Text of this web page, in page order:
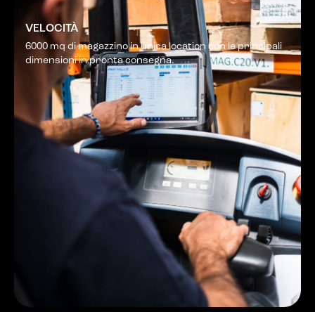
VELOCITÀ
6000 mq di magazzino in unica location con le principali
dimensioni in pronta consegna.